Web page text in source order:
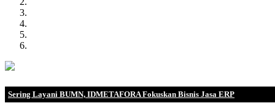
Sering Layani BUMN, IDMETAFORA Fokuskan Bisnis Jasa ERP